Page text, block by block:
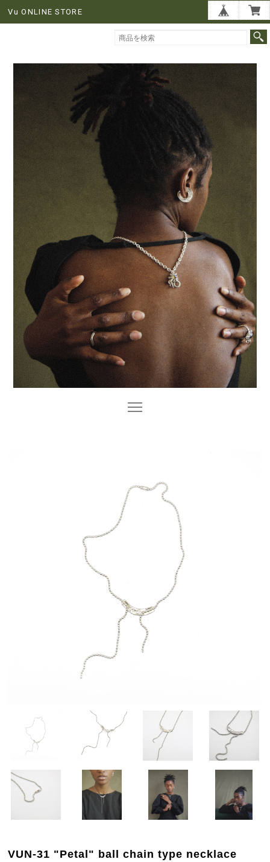
Vu ONLINE STORE
VUN-31 "Petal" ball chain type necklace